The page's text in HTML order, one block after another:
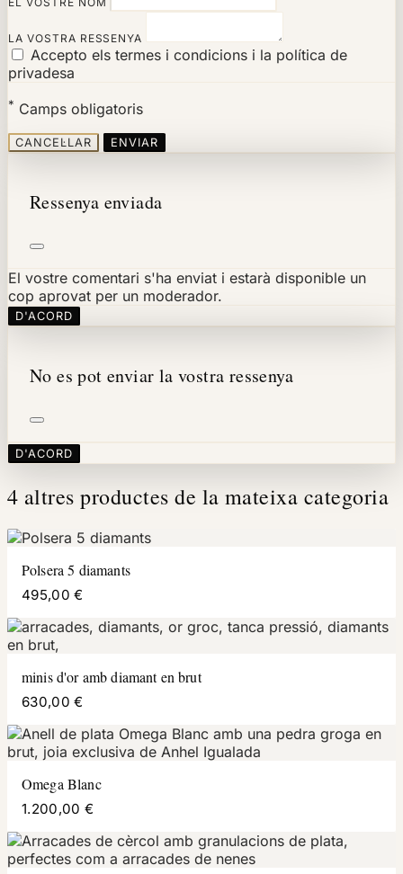
LA VOSTRA RESSENYA
Accepto els termes i condicions i la política de
privadesa
* Camps obligatoris
CANCEL·LAR ENVIAR
Ressenya enviada
El vostre comentari s'ha enviat i estarà disponible un
cop aprovat per un moderador.
D'ACORD
No es pot enviar la vostra ressenya
D'ACORD
4 altres productes de la mateixa categoria
Polsera 5 diamants
495,00 €
minis d'or amb diamant en brut
630,00 €
Omega Blanc
1.200,00 €